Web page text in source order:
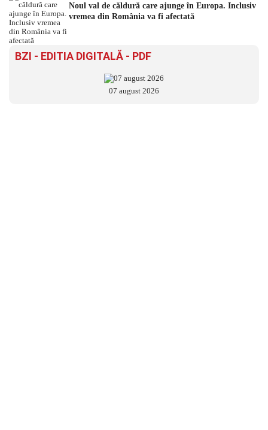
Noul val de căldură care ajunge în Europa. Inclusiv
vremea din România va fi afectată
BZI - EDITIA DIGITALĂ - PDF
07 august 2026